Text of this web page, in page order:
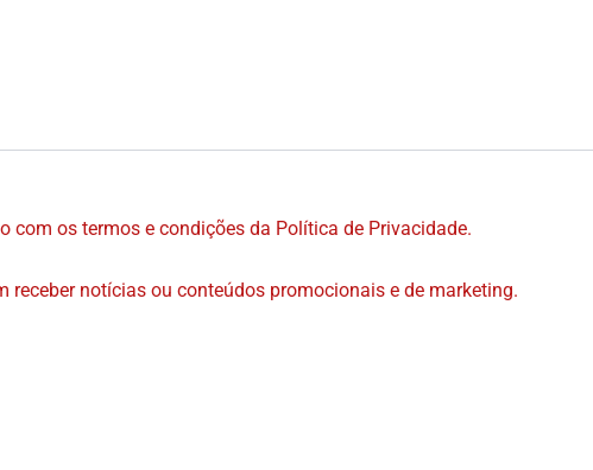
com os termos e condições da Política de Privacidade.
receber notícias ou conteúdos promocionais e de marketing.